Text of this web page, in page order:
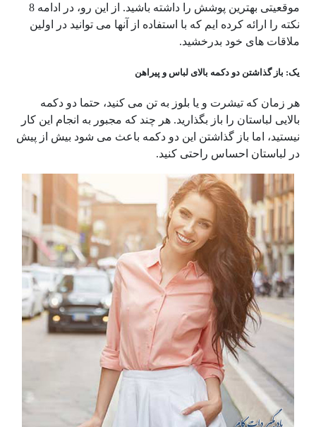
موقعیتی بهترین پوشش را داشته باشید. از این رو، در ادامه 8
نکته را ارائه کرده ایم که با استفاده از آنها می توانید در اولین
ملاقات های خود بدرخشید.
یک: باز گذاشتن دو دکمه بالای لباس و پیراهن
هر زمان که تیشرت و یا بلوز به تن می کنید، حتما دو دکمه
بالایی لباستان را باز بگذارید. هر چند که مجبور به انجام این کار
نیستید، اما باز گذاشتن این دو دکمه باعث می شود بیش از پیش
در لباستان احساس راحتی کنید.